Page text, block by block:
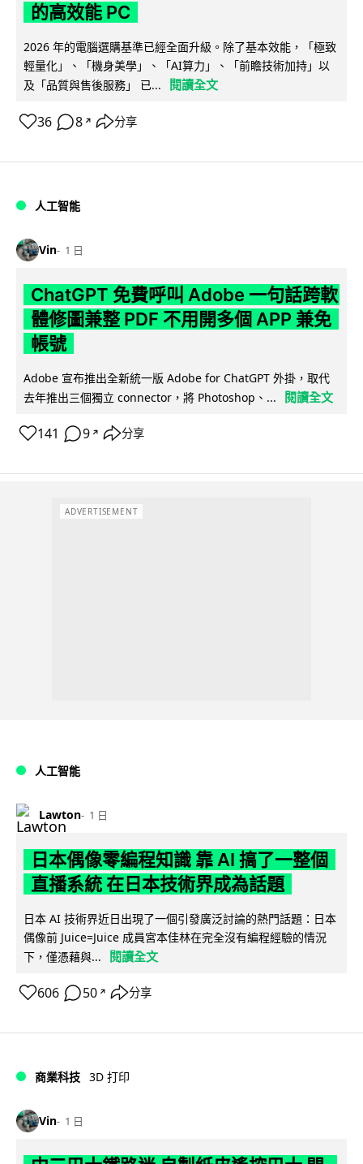
的高效能 PC
2026 年的電腦選購基準已經全面升級。除了基本效能，「極致
輕量化」、「機身美學」、「AI算力」、「前瞻技術加持」以
及「品質與售後服務」 已...
閱讀全文
36 8 ↗ 分享
人工智能
Vin 1 日
ChatGPT 免費呼叫 Adobe 一句話跨軟
體修圖兼整 PDF 不用開多個 APP 兼免
帳號
Adobe 宣布推出全新統一版 Adobe for ChatGPT 外掛，取代
去年推出三個獨立 connector，將 Photoshop、...
閱讀全文
141 9 ↗ 分享
ADVERTISEMENT
人工智能
Lawton 1 日
日本偶像零編程知識 靠 AI 搞了一整個
直播系統 在日本技術界成為話題
日本 AI 技術界近日出現了一個引發廣泛討論的熱門話題：日本
偶像前 Juice=Juice 成員宮本佳林在完全沒有編程經驗的情況
下，僅憑藉與...
閱讀全文
606 50 ↗ 分享
商業科技 3D 打印
Vin 1 日